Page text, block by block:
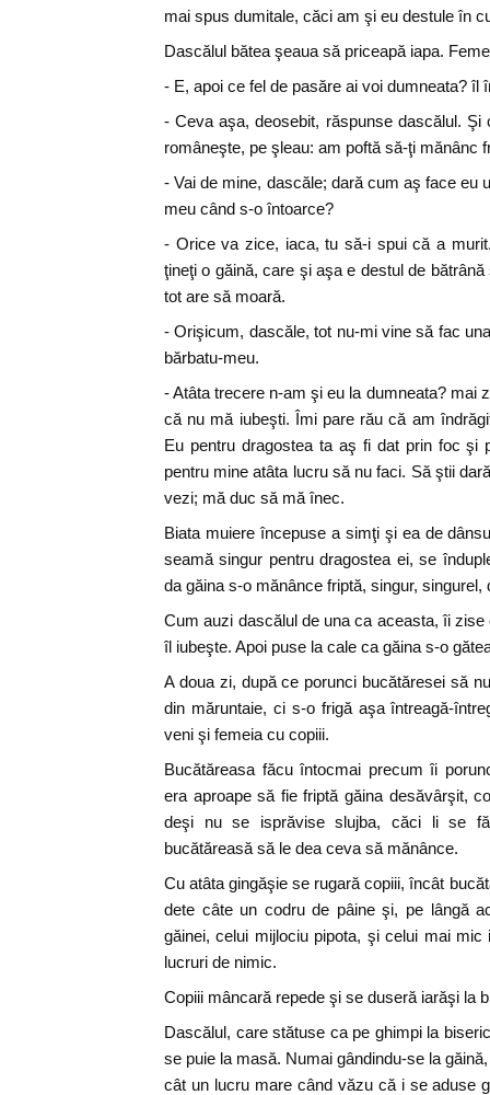
mai spus dumitale, căci am şi eu destule în
Dascălul bătea şeaua să priceapă iapa.
- E, apoi ce fel de pasăre ai voi dumneata? îl
- Ceva aşa, deosebit, răspunse dascălul.
româneşte, pe şleau: am poftă să-ţi mănânc
- Vai de mine, dascăle; dară cum aş face eu
meu când s-o întoarce?
- Orice va zice, iaca, tu să-i spui că a
ţineţi o găină, care şi aşa e destul de
tot are să moară.
- Orişicum, dascăle, tot nu-mi vine să fac
bărbatu-meu.
- Atâta trecere n-am şi eu la dumneata? mai
că nu mă iubeşti. Îmi pare rău că am
Eu pentru dragostea ta aş fi dat prin foc şi
pentru mine atâta lucru să nu faci. Să ştii
vezi; mă duc să mă înec.
Biata muiere începuse a simţi şi ea de
seamă singur pentru dragostea ei, se
da găina s-o mănânce friptă, singur, singurel,
Cum auzi dascălul de una ca aceasta, îi
îl iubeşte. Apoi puse la cale ca găina s-o
A doua zi, după ce porunci bucătăresei să
din măruntaie, ci s-o frigă aşa întreagă-
veni şi femeia cu copiii.
Bucătăreasa făcu întocmai precum îi
era aproape să fie friptă găina desăvârşit,
deşi nu se isprăvise slujba, căci li se
bucătăreasă să le dea ceva să mănânce.
Cu atâta gingăşie se rugară copiii, încât
dete câte un codru de pâine şi, pe lângă
găinei, celui mijlociu pipota, şi celui mai
lucruri de nimic.
Copiii mâncară repede şi se duseră iarăşi la
Dascălul, care stătuse ca pe ghimpi la
se puie la masă. Numai gândindu-se la
cât un lucru mare când văzu că i se aduse